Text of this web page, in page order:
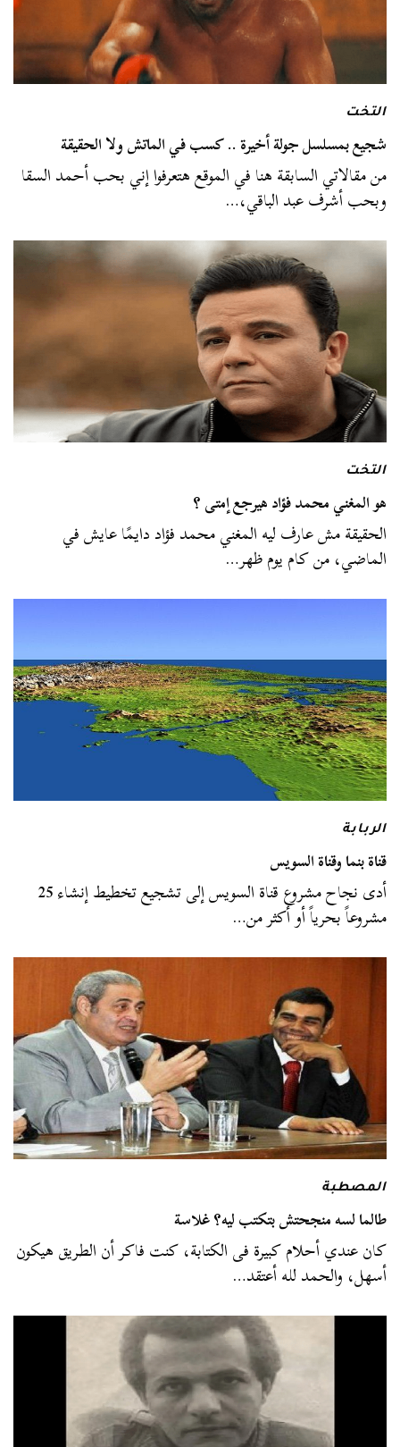
التخت
شجيع بمسلسل جولة أخيرة .. كسب في الماتش ولا الحقيقة
من مقالاتي السابقة هنا في الموقع هتعرفوا إني بحب أحمد السقا
وبحب أشرف عبد الباقي،…
التخت
هو المغني محمد فؤاد هيرجع إمتى ؟
الحقيقة مش عارف ليه المغني محمد فؤاد دايمًا عايش في
الماضي، من كام يوم ظهر…
الربابة
قناة بنما وقناة السويس
أدى نجاح مشروع قناة السويس إلى تشجيع تخطيط إنشاء 25
مشروعاً بحرياً أو أكثر من…
المصطبة
طالما لسه منجحتش بتكتب ليه؟ غلاسة
كان عندي أحلام كبيرة فى الكتابة، كنت فاكر أن الطريق هيكون
أسهل، والحمد لله أعتقد…